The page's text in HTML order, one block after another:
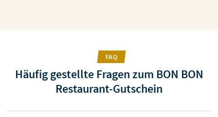
FAQ
Häufig gestellte Fragen zum BON BON
Restaurant-Gutschein